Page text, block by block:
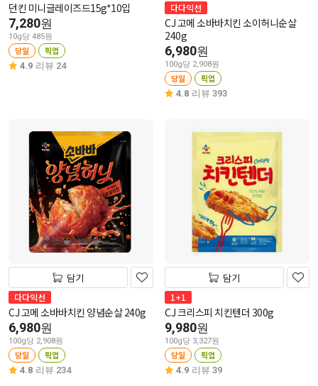
던킨 미니글레이즈드15g*10입
7,280원
10g당 485원
당일 픽업
4.9 리뷰 24
다다익선
CJ 고메 소바바치킨 소이허니순살
240g
6,980원
100g당 2,908원
당일 픽업
4.8 리뷰 393
담기
다다익선
CJ 고메 소바바치킨 양념순살 240g
6,980원
100g당 2,908원
당일 픽업
4.8 리뷰 234
담기
1+1
CJ 크리스피 치킨텐더 300g
9,980원
100g당 3,327원
당일 픽업
4.9 리뷰 39